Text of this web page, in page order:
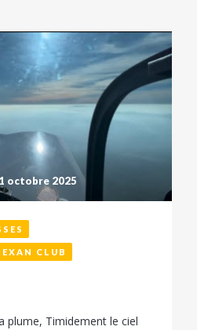
octobre 2025
CLUB
plume, Timidement le ciel